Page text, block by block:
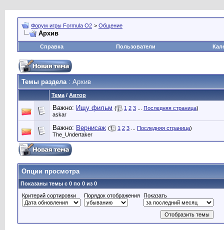
Форум игры Formula O2 > Общение
Архив
Справка Пользователи
Темы раздела: Архив
Тема / Автор
Важно: Ищу фильм ( 1 2 3 Последняя страница)
askar
Важно: Вернисаж ( 1 2 3 Последняя страница)
The_Undertaker
Опции просмотра
Показаны темы с 0 по 0 из 0
Критерий сортировки
Порядок отображения Показать